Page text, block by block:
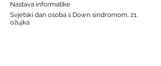
Nastava informatike
Svjetski dan osoba s Down sindromom, 21.
ožujka